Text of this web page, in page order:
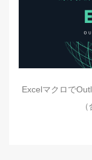
Excelマクロで